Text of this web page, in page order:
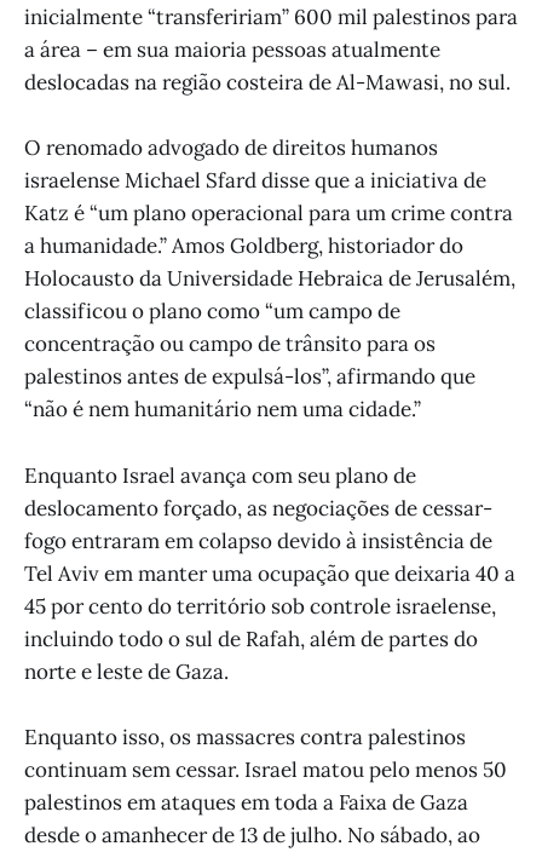
inicialmente “transfeririam” 600 mil palestinos para
a área – em sua maioria pessoas atualmente
deslocadas na região costeira de Al-Mawasi, no sul.
O renomado advogado de direitos humanos
israelense Michael Sfard disse que a iniciativa de
Katz é “um plano operacional para um crime contra
a humanidade.” Amos Goldberg, historiador do
Holocausto da Universidade Hebraica de Jerusalém,
classificou o plano como “um campo de
concentração ou campo de trânsito para os
palestinos antes de expulsá-los”, afirmando que
“não é nem humanitário nem uma cidade.”
Enquanto Israel avança com seu plano de
deslocamento forçado, as negociações de cessar-
fogo entraram em colapso devido à insistência de
Tel Aviv em manter uma ocupação que deixaria 40 a
45 por cento do território sob controle israelense,
incluindo todo o sul de Rafah, além de partes do
norte e leste de Gaza.
Enquanto isso, os massacres contra palestinos
continuam sem cessar. Israel matou pelo menos 50
palestinos em ataques em toda a Faixa de Gaza
desde o amanhecer de 13 de julho. No sábado, ao